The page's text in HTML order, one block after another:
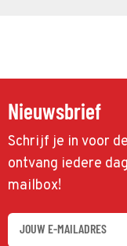
Nieuwsbrief
Schrijf je in voor
ontvang iedere
mailbox!